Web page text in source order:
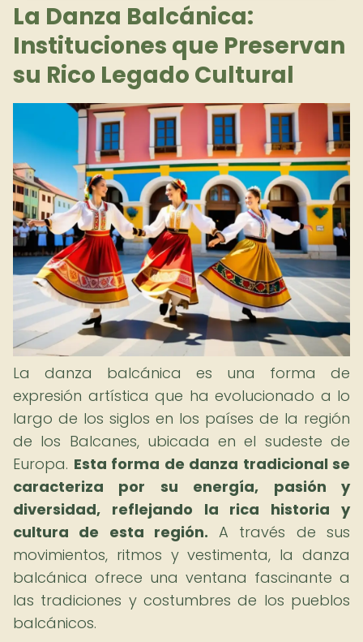
La Danza Balcánica:
Instituciones que Preservan
su Rico Legado Cultural
La danza balcánica es una forma de
expresión artística que ha evolucionado a lo
largo de los siglos en los países de la región
de los Balcanes, ubicada en el sudeste de
Europa. Esta forma de danza tradicional se
caracteriza por su energía, pasión y
diversidad, reflejando la rica historia y
cultura de esta región. A través de sus
movimientos, ritmos y vestimenta, la danza
balcánica ofrece una ventana fascinante a
las tradiciones y costumbres de los pueblos
balcánicos.